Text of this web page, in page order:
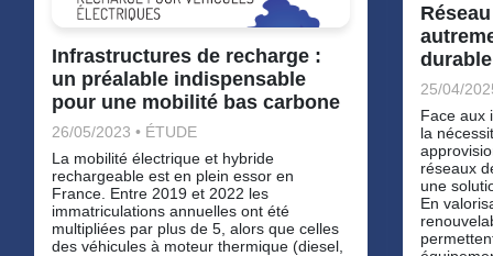
Infrastructures de recharge :
un préalable indispensable
pour une mobilité bas carbone
26/05/2023 • ÉTUDE
La mobilité électrique et hybride
rechargeable est en plein essor en
France. Entre 2019 et 2022 les
immatriculations annuelles ont été
multipliées par plus de 5, alors que celles
des véhicules à moteur thermique (diesel,
25/04/
Face aux
la
réseaux
une
En